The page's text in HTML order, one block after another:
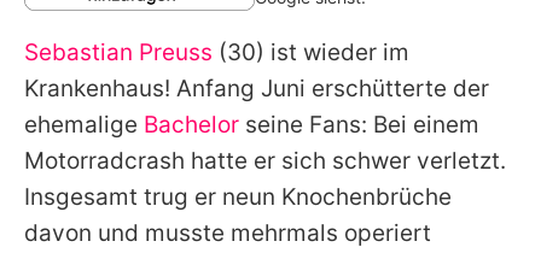
Impressum
Datenschutzerklärung
Nutzungsbedingungen
Utiq verwalten
Sebastian Preuss (30) ist wieder im
Krankenhaus! Anfang Juni erschütterte der
ehemalige Bachelor seine Fans: Bei einem
Motorradcrash hatte er sich schwer verletzt.
Insgesamt trug er neun Knochenbrüche
davon und musste mehrmals operiert